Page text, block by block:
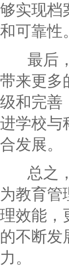
够实现档
和可靠性。
最后，
带来更多
级和完善
进学校与
合发展。
总之，
为教育管
理效能，
的不断发
力。